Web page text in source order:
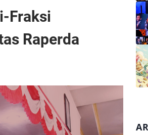
Fraksi
Raperda